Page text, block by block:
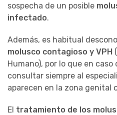
sospecha de un posible
infectado.
Además, es habitual
molusco contagioso y VPH
Humano), por lo que en
consultar siempre al
aparecen en la zona genital
El tratamiento de los